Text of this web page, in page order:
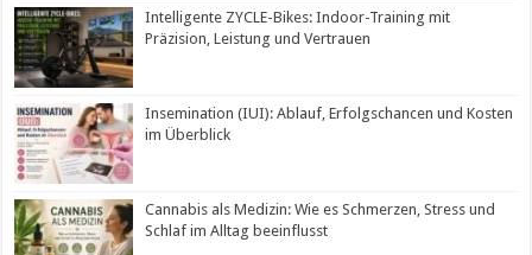
Intelligente ZYCLE-Bikes: Indoor-Training mit
Präzision, Leistung und Vertrauen
Insemination (IUI): Ablauf, Erfolgschancen und Kosten
im Überblick
Cannabis als Medizin: Wie es Schmerzen, Stress und
Schlaf im Alltag beeinflusst